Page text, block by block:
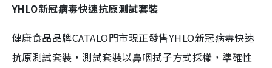
YHLO新冠病毒快速抗原測試套裝
健康食品品牌CATALO門市現正發售YHLO新冠病毒快速
抗原測試套裝，測試套裝以鼻咽拭子方式採樣，準確性